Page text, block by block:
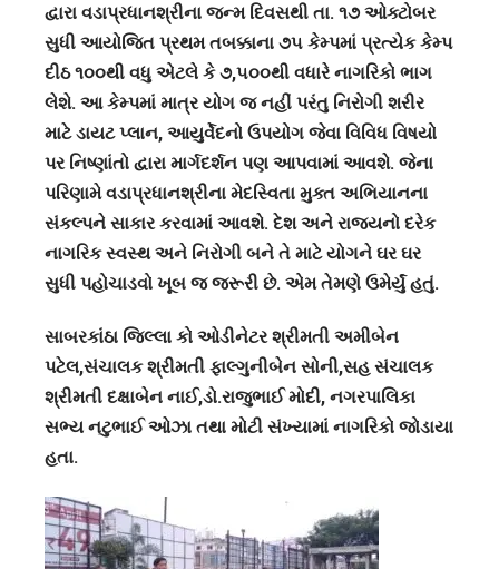
દ્વારા વડાપ્રધાનશ્રીના જન્મ દિવસથી તા. ૧૭ ઓક્ટોબર
સુધી આયોજિત પ્રથમ તબક્કાના ૭૫ કેમ્પમાં પ્રત્યેક કેમ્પ
દીઠ ૧૦૦થી વધુ એટલે કે ૭,૫૦૦થી વધારે નાગરિકો ભાગ
લેશે. આ કેમ્પમાં માત્ર યોગ જ નહીં પરંતુ નિરોગી શરીર
માટે ડાયટ પ્લાન, આયુર્વેદનો ઉપયોગ જેવા વિવિધ વિષયો
પર નિષ્ણાંતો દ્વારા માર્ગદર્શન પણ આપવામાં આવશે. જેના
પરિણામે વડાપ્રધાનશ્રીના મેદસ્વિતા મુક્ત અભિયાનના
સંકલ્પને સાકાર કરવામાં આવશે. દેશ અને રાજ્યનો દરેક
નાગરિક સ્વસ્થ અને નિરોગી બને તે માટે યોગને ઘર ઘર
સુધી પહોચાડવો ખૂબ જ જરૂરી છે. એમ તેમણે ઉમેર્યું હતું.
સાબરકાંઠા જિલ્લા કો ઓડીનેટર શ્રીમતી અમીબેન
પટેલ,સંચાલક શ્રીમતી ફાલ્ગુનીબેન સોની,સહ સંચાલક
શ્રીમતી દક્ષાબેન નાઈ,ડો.રાજુભાઈ મોદી, નગરપાલિકા
સભ્ય નટુભાઈ ઓઝા તથા મોટી સંખ્યામાં નાગરિકો જોડાયા
હતા.